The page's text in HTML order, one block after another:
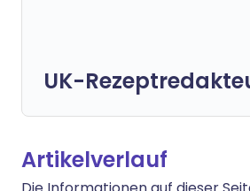
UK-
Artikelverlauf